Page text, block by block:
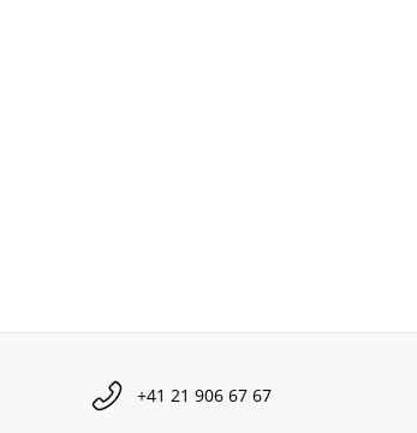
+41 21 906 67 67